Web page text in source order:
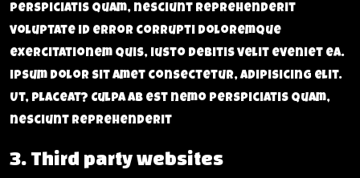
perspiciatis quam, nesciunt reprehenderit
voluptate id error corrupti doloremque
exercitationem quis, iusto debitis velit eveniet ea.
ipsum dolor sit amet consectetur, adipisicing elit.
Ut, placeat? Culpa ab est nemo perspiciatis quam,
nesciunt reprehenderit
3. Third party websites